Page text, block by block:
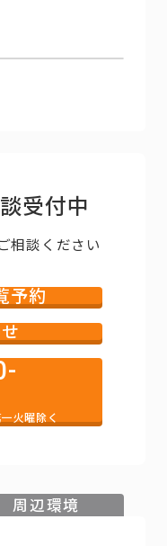
受付中
相談ください
予約
火曜除く
周辺環境